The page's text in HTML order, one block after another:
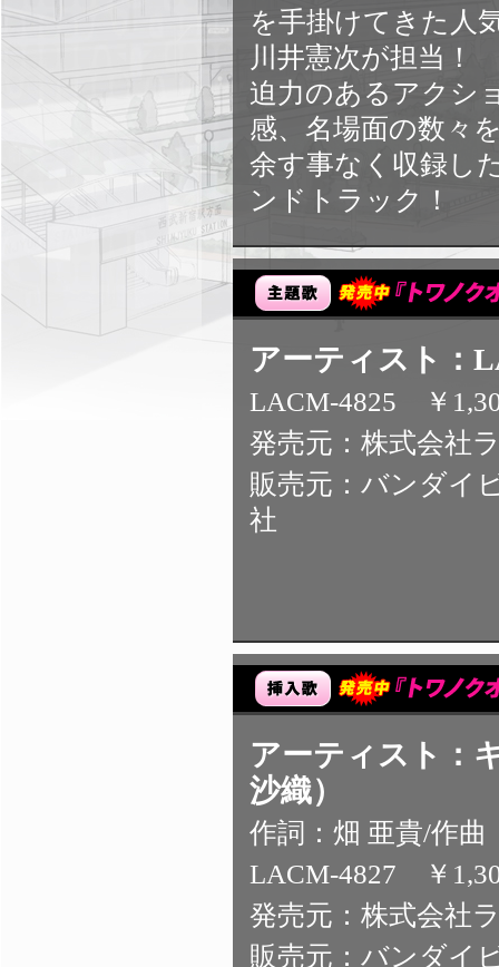
を手掛けてきた人
川井憲次が担当！
迫力のあるアクシ
感、名場面の数々
余す事なく収録し
ンドトラック！
アーティスト：
LACM-4825 ￥
発売元：株式会社
販売元：バンダイ
社
アーティスト：
沙織）
作詞：畑 亜貴/作曲
LACM-4827 ￥
発売元：株式会社
販売元：バンダイ